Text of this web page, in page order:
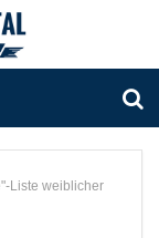
Liste weiblicher